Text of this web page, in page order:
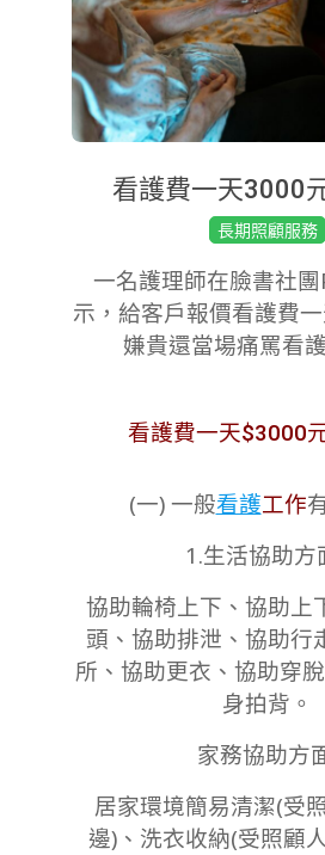
看護費一天3000
長期照顧服務
一名護理師在臉書社
示，給客戶報價看護費
嫌貴還當場痛罵看
看護費一天$3000
(一) 一般看護工作
1.生活協助方
協助輪椅上下、協助上
頭、協助排泄、協助行
所、協助更衣、協助穿
身拍背。
家務協助方
居家環境簡易清潔(受
邊)、洗衣收納(受照顧